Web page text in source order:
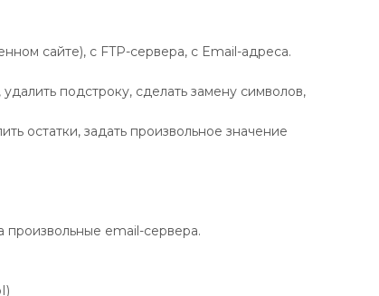
сайте), с FTP-сервера, c Email-адреса.
подстроку, сделать замену символов,
остатки, задать произвольное значение
произвольные email-сервера.